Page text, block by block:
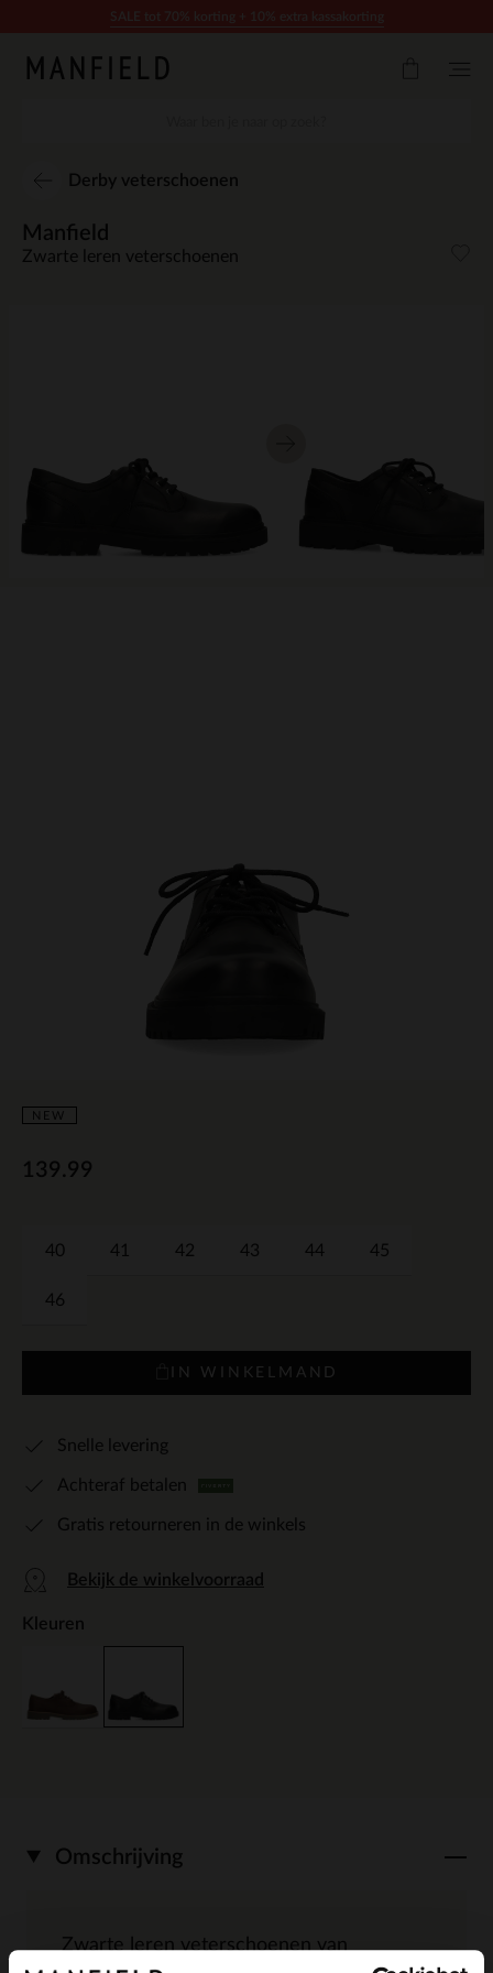
Derby veterschoenen
NEW
Manfield
Zwarte leren veterschoenen
139.99
40 41 42 43 44 45
46
IN WINKELMAND
Snelle levering
Achteraf betalen
Gratis retourneren in de winkels
Bekijk de winkelvoorraad
Kleuren
Omschrijving
Zwarte leren veterschoenen van